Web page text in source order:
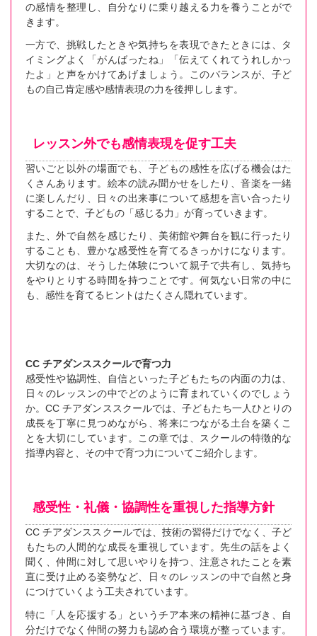
の感情を整理し、自分なりに乗り越える力を養うことがで
きます。
一方で、挑戦したときや気持ちを表現できたときには、タ
イミングよく「がんばったね」「伝えてくれてうれしかっ
たよ」と声をかけてあげましょう。このバランスが、子ど
もの自己肯定感や感情表現の力を後押しします。
レッスン外でも感情表現を促す工夫
習いごと以外の場面でも、子どもの感性を広げる機会はた
くさんあります。絵本の読み聞かせをしたり、音楽を一緒
に楽しんだり、日々の出来事について感想を言い合ったり
することで、子どもの「感じる力」が育っていきます。
また、外で自然を感じたり、美術館や舞台を観に行ったり
することも、豊かな感受性を育てるきっかけになります。
大切なのは、そうした体験について親子で共有し、気持ち
をやりとりする時間を持つことです。何気ない日常の中に
も、感性を育てるヒントはたくさん隠れています。
CC チアダンススクールで育つ力
感受性や協調性、自信といった子どもたちの内面の力は、
日々のレッスンの中でどのように育まれていくのでしょう
か。CC チアダンススクールでは、子どもたち一人ひとりの
成長を丁寧に見つめながら、将来につながる土台を築くこ
とを大切にしています。この章では、スクールの特徴的な
指導内容と、その中で育つ力についてご紹介します。
感受性・礼儀・協調性を重視した指導方針
CC チアダンススクールでは、技術の習得だけでなく、子ど
もたちの人間的な成長を重視しています。先生の話をよく
聞く、仲間に対して思いやりを持つ、注意されたことを素
直に受け止める姿勢など、日々のレッスンの中で自然と身
につけていくよう工夫されています。
特に「人を応援する」というチア本来の精神に基づき、自
分だけでなく仲間の努力も認め合う環境が整っています。